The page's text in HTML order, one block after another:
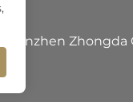
Shenzhen